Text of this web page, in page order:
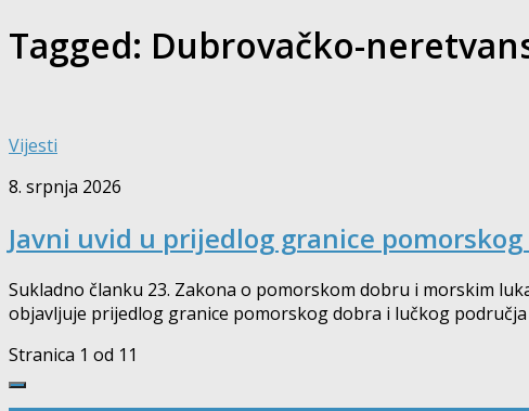
Tagged: Dubrovačko-
Vijesti
8. srpnja 2026
Javni uvid u prijedlog granice pomorskog
Sukladno članku 23. Zakona o pomorskom dobru i morskim
objavljuje prijedlog granice pomorskog dobra i lučkog područja
Stranica 1 od 1 1